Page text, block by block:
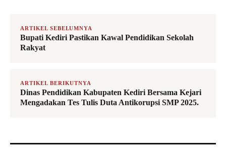
ARTIKEL SEBELUMNYA
Bupati Kediri Pastikan Kawal Pendidikan Sekolah
Rakyat
ARTIKEL BERIKUTNYA
Dinas Pendidikan Kabupaten Kediri Bersama Kejari
Mengadakan Tes Tulis Duta Antikorupsi SMP 2025.